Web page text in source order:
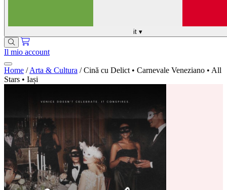
it ▾
Il mio account
Home / Arta & Cultura / Cină cu Delict • Carnevale Veneziano • All
Stars • Iași